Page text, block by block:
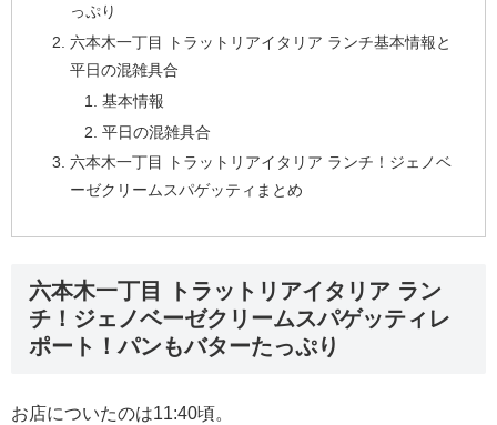
っぷり
六本木一丁目 トラットリアイタリア ランチ基本情報と
平日の混雑具合
基本情報
平日の混雑具合
六本木一丁目 トラットリアイタリア ランチ！ジェノベ
ーゼクリームスパゲッティまとめ
六本木一丁目 トラットリアイタリア ラン
チ！ジェノベーゼクリームスパゲッティレ
ポート！パンもバターたっぷり
お店についたのは11:40頃。